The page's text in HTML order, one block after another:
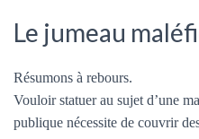
Le jumeau
Résumons à rebours.
Vouloir statuer au sujet d’une
publique nécessite de couvrir